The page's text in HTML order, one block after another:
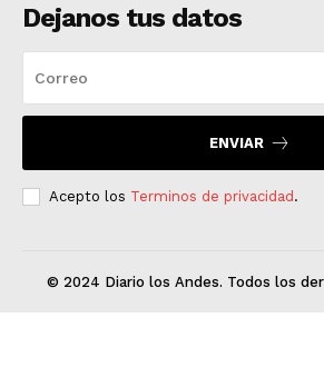
Dejanos tus datos
ENVIAR
Acepto los Terminos de privacidad.
© 2024 Diario los Andes. Todos los